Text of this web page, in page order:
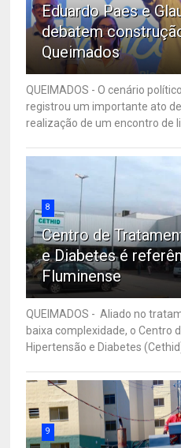
Eduardo Paes e
debatem
Queimados
QUEIMADOS - O cenário
registrou um importante ato
realização de um encontro de
8
Centro de
e Diabetes é
Fluminense
QUEIMADOS - Aliado no
baixa complexidade, o Centro
Hipertensão e Diabetes
9